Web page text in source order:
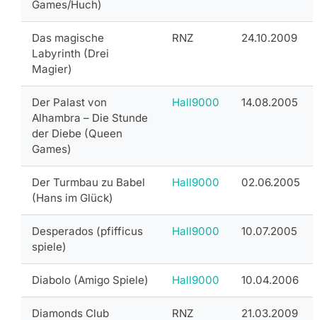
Games/Huch)
Das magische
Labyrinth (Drei
Magier)
RNZ 24.10.2009
Der Palast von
Alhambra – Die Stunde
der Diebe (Queen
Games)
Hall9000 14.08.2005
Der Turmbau zu Babel
(Hans im Glück)
Hall9000 02.06.2005
Desperados (pfifficus
spiele)
Hall9000 10.07.2005
Diabolo (Amigo Spiele) Hall9000 10.04.2006
Diamonds Club
RNZ 21.03.2009